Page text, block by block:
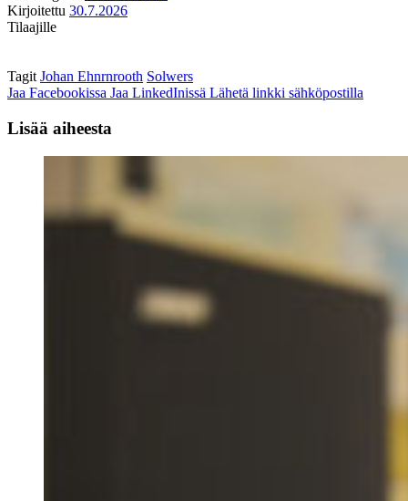
Kirjoitettu 30.7.2026
Tilaajille
Tagit Johan Ehnrnrooth Solwers
Jaa Facebookissa Jaa LinkedInissä Lähetä linkki sähköpostilla
Lisää aiheesta